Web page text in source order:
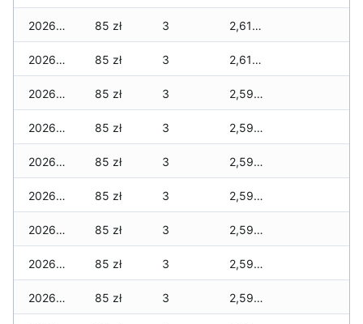
2026-07-09 85 zł 3 2,610 zł
2026-07-08 85 zł 3 2,610 zł
2026-07-07 85 zł 3 2,590 zł
2026-07-06 85 zł 3 2,590 zł
2026-07-05 85 zł 3 2,590 zł
2026-07-04 85 zł 3 2,590 zł
2026-07-03 85 zł 3 2,590 zł
2026-07-02 85 zł 3 2,590 zł
2026-07-01 85 zł 3 2,590 zł